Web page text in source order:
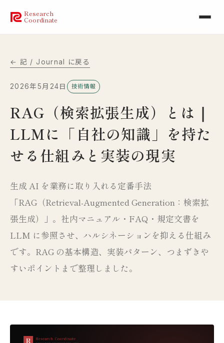
Research
Coordinate
← 記 / Journal に戻る
2026年5月24日 技術情報
RAG（検索拡張生成）とは｜
LLMに「自社の知識」を持た
せる仕組みと実装の現実
生成 AI を業務に取り入れる定番手法
「RAG（Retrieval-Augmented Generation：検索拡
張生成）」。社内マニュアル・FAQ・規定文書を
LLM に参照させ、ハルシネーションを抑える仕組み
です。RAG の基本構造、実装パターン、つまずきや
すいポイントまで整理しました。